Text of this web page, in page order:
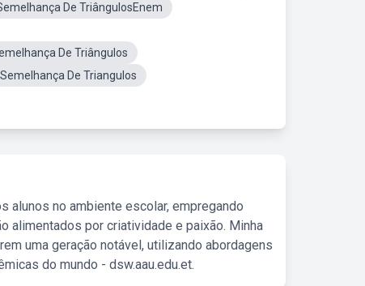
De TriângulosEnem
De Triângulos
De Triangulos
alunos no ambiente escolar, empregando
alimentados por criatividade e paixão. Minha
uma geração notável, utilizando abordagens
do mundo - dsw.aau.edu.et.